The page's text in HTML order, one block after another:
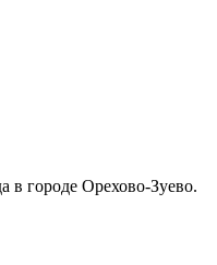
в городе Орехово-Зуево.